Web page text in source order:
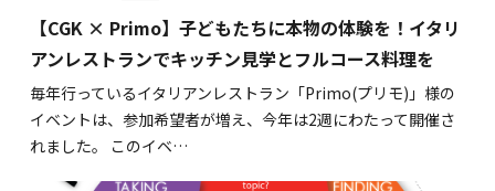
【CGK × Primo】子どもたちに本物の体験を！イタリ
アンレストランでキッチン見学とフルコース料理を
毎年行っているイタリアンレストラン「Primo(プリモ)」様の
イベントは、参加希望者が増え、今年は2週にわたって開催さ
れました。 このイベ…